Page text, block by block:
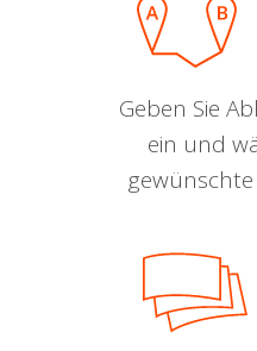
Geben Sie
ein und